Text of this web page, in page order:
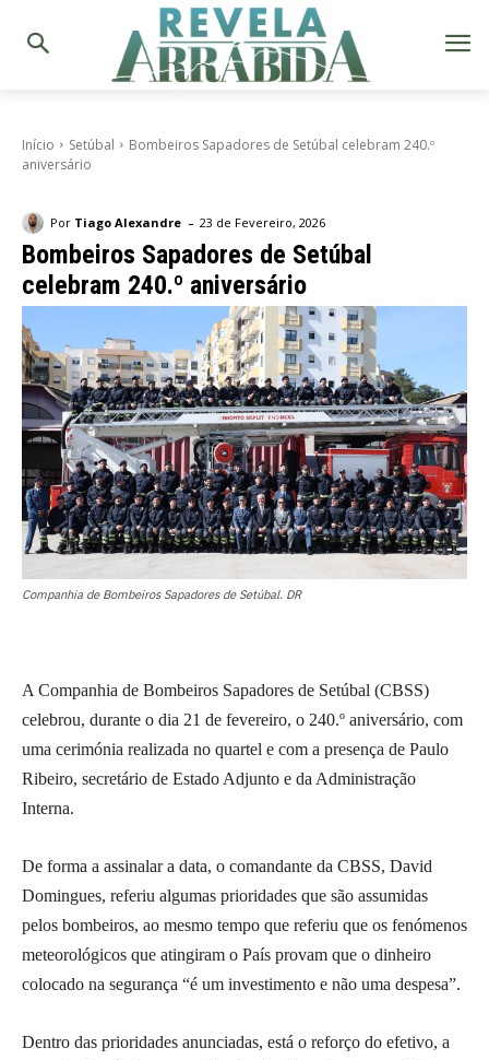
Início Setúbal
Bombeiros Sapadores de Setúbal celebram 240.º
aniversário
Por Tiago Alexandre - 23 de Fevereiro, 2026
Bombeiros Sapadores de Setúbal
celebram 240.º aniversário
Companhia de Bombeiros Sapadores de Setúbal. DR
A Companhia de Bombeiros Sapadores de Setúbal (CBSS)
celebrou, durante o dia 21 de fevereiro, o 240.º aniversário, com
uma cerimónia realizada no quartel e com a presença de Paulo
Ribeiro, secretário de Estado Adjunto e da Administração
Interna.
De forma a assinalar a data, o comandante da CBSS, David
Domingues, referiu algumas prioridades que são assumidas
pelos bombeiros, ao mesmo tempo que referiu que os fenómenos
meteorológicos que atingiram o País provam que o dinheiro
colocado na segurança “é um investimento e não uma despesa”.
Dentro das prioridades anunciadas, está o reforço do efetivo, a